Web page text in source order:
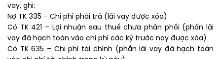
vay, ghi:
Nợ TK 335 – Chi phí phải trả (lãi vay được xóa)
Có TK 421 – Lợi nhuận sau thuế chưa phân phối (phần lãi
vay đã hạch toán vào chi phí các kỳ trước nay được xóa)
Có TK 635 – Chi phí tài chính (phần lãi vay đã hạch toán